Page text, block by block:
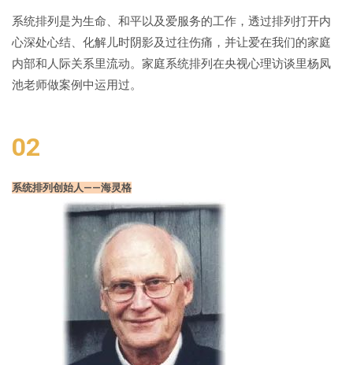
系统排列是为生命、和平以及爱服务的工作，透过排列打开内
心深处心结、化解儿时阴影及过往伤痛，并让爱在我们的家庭
内部和人际关系里流动。家庭系统排列在央视心理访谈里杨凤
池老师做案例中运用过。
02
系统排列创始人——海灵格